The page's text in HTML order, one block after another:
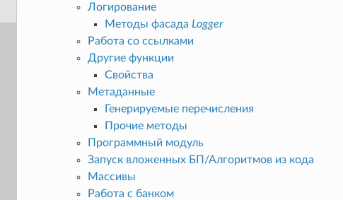
Логирование
Методы фасада Logger
Работа со ссылками
Другие функции
Свойства
Метаданные
Генерируемые перечисления
Прочие методы
Программный модуль
Запуск вложенных БП/Алгоритмов из кода
Массивы
Работа с банком